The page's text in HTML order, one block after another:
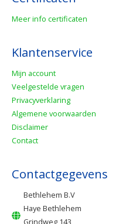
Meer info certificaten
Klantenservice
Mijn account
Veelgestelde vragen
Privacyverklaring
Algemene voorwaarden
Disclaimer
Contact
Contactgegevens
Bethlehem B.V
Haye Bethlehem
Grindweg 143